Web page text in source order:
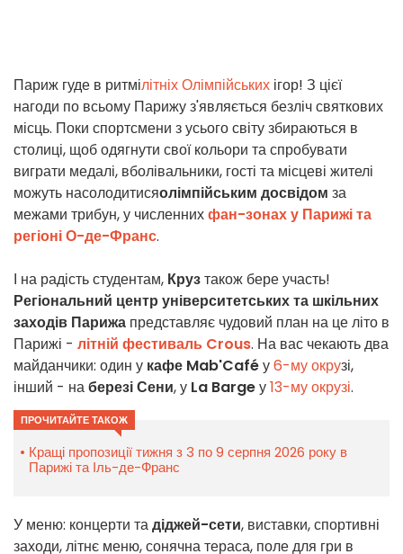
Париж гуде в ритмілітніх Олімпійських ігор! З цієї
нагоди по всьому Парижу з'являється безліч святкових
місць. Поки спортсмени з усього світу збираються в
столиці, щоб одягнути свої кольори та спробувати
виграти медалі, вболівальники, гості та місцеві жителі
можуть насолодитисяолімпійським досвідом за
межами трибун, у численнихфан-зонах у Парижі та
регіоні О-де-Франс.
І на радість студентам, Крузтакож бере участь!
Регіональний центр університетських та шкільних
заходів Парижа представляє чудовий план на це літо в
Парижі - літній фестиваль Crous. На вас чекають два
майданчики: один у кафе Mab'Caféу6-му окрузі,
інший - наберезі Сени, у La Bargeу13-му окрузі.
ПРОЧИТАЙТЕ ТАКОЖ
Кращі пропозиції тижня з 3 по 9 серпня 2026 року в
Парижі та Іль-де-Франс
У меню: концерти тадіджей-сети, виставки, спортивні
заходи, літнє меню, сонячна тераса, поле для гри в